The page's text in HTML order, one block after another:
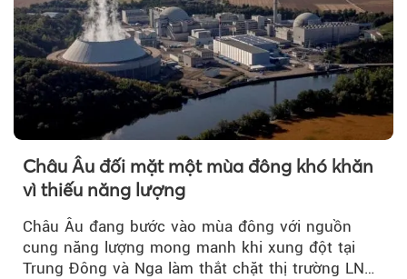
Châu Âu đối mặt một mùa đông khó khăn
vì thiếu năng lượng
Châu Âu đang bước vào mùa đông với nguồn
cung năng lượng mong manh khi xung đột tại
Trung Đông và Nga làm thắt chặt thị trường LNG